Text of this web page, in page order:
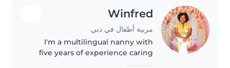
Winfred
مربية أطفال في دبي
I'm a multilingual nanny with
five years of experience caring